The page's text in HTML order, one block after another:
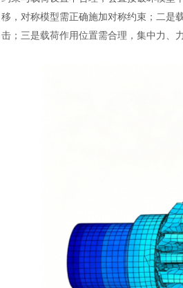
移，对称模型需正确施加对称约束；二是
击；三是载荷作用位置需合理，集中力、